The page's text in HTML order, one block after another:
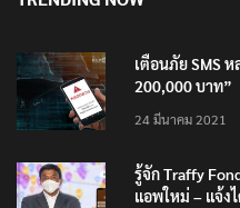
เตือนภัย SMS
200,000 บาท”
24 มีนาคม 2021
รู้จัก Traffy
แอพใหม่ – แจ้ง